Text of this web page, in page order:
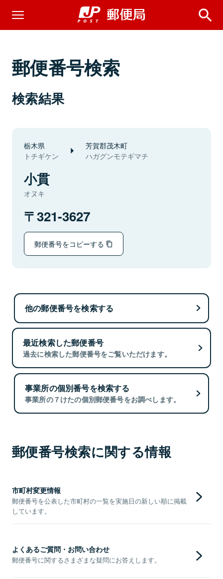
郵便番号検索
検索結果
栃木県
トチギケン
芳賀郡茂木町
ハガグンモテギマチ
小貫
オヌキ
321-3627
郵便番号をコピーする
他の郵便番号を検索する
最近検索した郵便番号
過去に検索した郵便番号をご覧いただけます。
事業所の個別番号を検索する
事業所の７けたの個別郵便番号をお調べします。
郵便番号検索に関する情報
市町村変更情報
郵便番号を公表した市町村の一覧を実施日の新しい順に掲載
しています。
よくあるご質問・お問い合わせ
郵便番号に関するさまざまな疑問にお答えします。